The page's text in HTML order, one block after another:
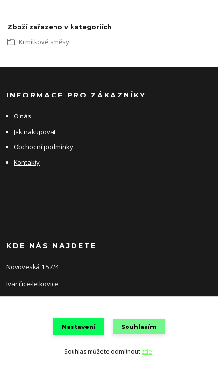
Zboží zařazeno v kategoriích
Krmítkové směsy
INFORMACE PRO ZÁKAZNÍKY
O nás
Jak nakupovat
Obchodní podmínky
Kontakty
KDE NÁS NAJDETE
Novoveská 157/4
Ivančice-letkovice
Vytvořeno na Eshop-rychle.cz
Nastavení Souhlasím
Souhlas můžete odmítnout zde.